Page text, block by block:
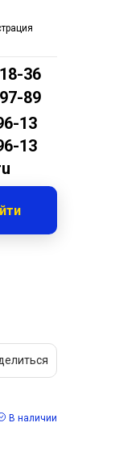
36
89
13
13
В наличии